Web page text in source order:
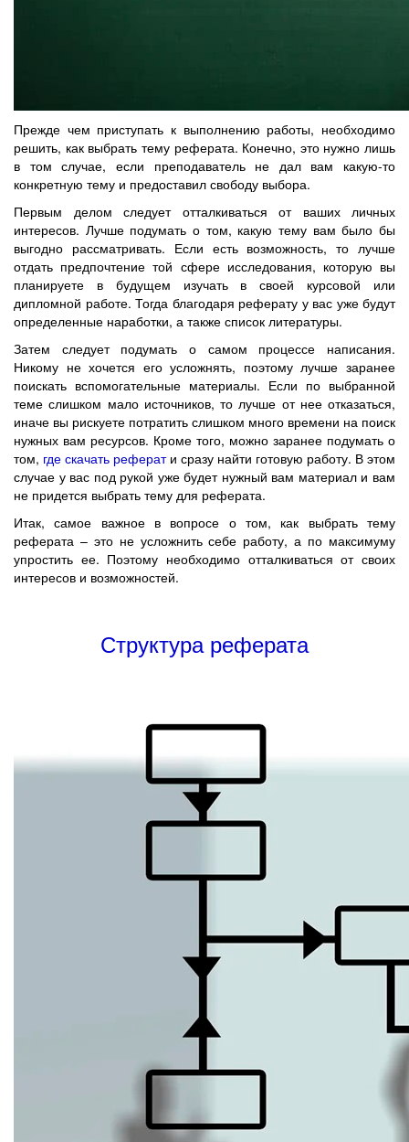
Прежде чем приступать к выполнению работы, необходимо
решить, как выбрать тему реферата. Конечно, это нужно лишь
в том случае, если преподаватель не дал вам какую-то
конкретную тему и предоставил свободу выбора.
Первым делом следует отталкиваться от ваших личных
интересов. Лучше подумать о том, какую тему вам было бы
выгодно рассматривать. Если есть возможность, то лучше
отдать предпочтение той сфере исследования, которую вы
планируете в будущем изучать в своей курсовой или
дипломной работе. Тогда благодаря реферату у вас уже будут
определенные наработки, а также список литературы.
Затем следует подумать о самом процессе написания.
Никому не хочется его усложнять, поэтому лучше заранее
поискать вспомогательные материалы. Если по выбранной
теме слишком мало источников, то лучше от нее отказаться,
иначе вы рискуете потратить слишком много времени на поиск
нужных вам ресурсов. Кроме того, можно заранее подумать о
том, где скачать реферати сразу найти готовую работу. В этом
случае у вас под рукой уже будет нужный вам материал и вам
не придется выбрать тему для реферата.
Итак, самое важное в вопросе о том, как выбрать тему
реферата – это не усложнить себе работу, а по максимуму
упростить ее. Поэтому необходимо отталкиваться от своих
интересов и возможностей.
Структура реферата